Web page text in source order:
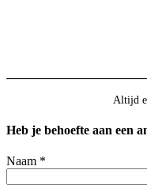
Altijd
Heb je behoefte aan een
Naam *